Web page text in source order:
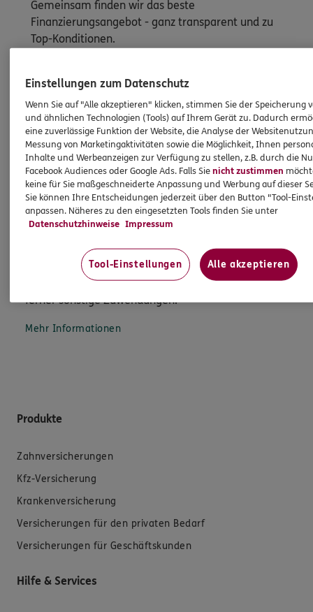
Gemeinsam finden wir das beste
Finanzierungsangebot - ganz transparent und zu
Top-Konditionen.
Mehr erfahren
HINWEIS
Wichtiges aus dem Vermittlerrecht
Ich bin verpflichtet, Ihnen Auskünfte zu meiner
Person zu geben. Sowohl Ihr Schutz als Verbraucher
sowie auch gesetzliche Regelungen halten mich
dazu an. Ich biete Beratung an, für die
Versicherungsvermittlung erhalte ich Provision,
ferner sonstige Zuwendungen.
Mehr Informationen
Produkte
Zahnversicherungen
Kfz-Versicherung
Krankenversicherung
Versicherungen für den privaten Bedarf
Versicherungen für Geschäftskunden
Hilfe & Services
Einstellungen zum Datenschutz
Wenn Sie auf "Alle akzeptieren" klicken, stimmen Sie der Speicherung
und ähnlichen Technologien (Tools) auf Ihrem Gerät zu. Dadurch
eine zuverlässige Funktion der Website, die Analyse der
Messung von Marketingaktivitäten sowie die Möglichkeit, Ihnen
Inhalte und Werbeanzeigen zur Verfügung zu stellen, z.B. durch die
Facebook Audiences oder Google Ads. Falls Sienicht zustimmen
keine für Sie maßgeschneiderte Anpassung und Werbung auf dieser
Sie können Ihre Entscheidungen jederzeit über den Button "Tool-
anpassen. Näheres zu den eingesetzten Tools finden Sie unter
Datenschutzhinweise Impressum
Tool-Einstellungen Alle akzeptieren